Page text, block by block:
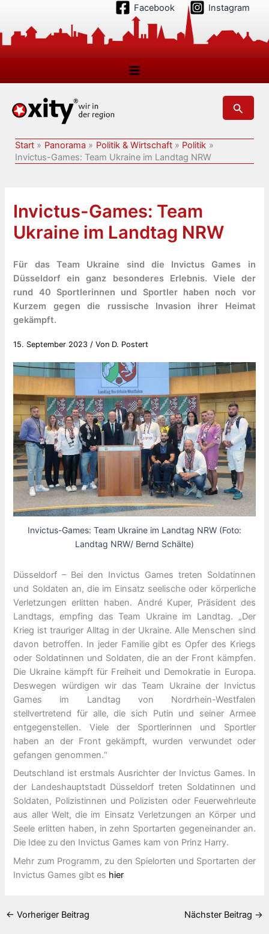
springen
Facebook Instagram
Suchen
Start Panorama Politik & Wirtschaft
Politik
Invictus-Games: Team Ukraine im Landtag NRW
Invictus-Games: Team
Ukraine im Landtag NRW
Für das Team Ukraine sind die Invictus Games in
Düsseldorf ein ganz besonderes Erlebnis. Viele der
rund 40 Sportlerinnen und Sportler haben noch vor
Kurzem gegen die russische Invasion ihrer Heimat
gekämpft.
15. September 2023 / Von D. Postert
Invictus-Games: Team Ukraine im Landtag NRW (Foto:
Landtag NRW/ Bernd Schälte)
Düsseldorf – Bei den Invictus Games treten Soldatinnen
und Soldaten an, die im Einsatz seelische oder körperliche
Verletzungen erlitten haben. André Kuper, Präsident des
Landtags, empfing das Team Ukraine im Landtag. „Der
Krieg ist trauriger Alltag in der Ukraine. Alle Menschen sind
davon betroffen. In jeder Familie gibt es Opfer des Kriegs
oder Soldatinnen und Soldaten, die an der Front kämpfen.
Die Ukraine kämpft für Freiheit und Demokratie in Europa.
Deswegen würdigen wir das Team Ukraine der Invictus
Games im Landtag von Nordrhein-Westfalen
stellvertretend für alle, die sich Putin und seiner Armee
entgegenstellen. Viele der Sportlerinnen und Sportler
haben an der Front gekämpft, wurden verwundet oder
gefangen genommen.“
Deutschland ist erstmals Ausrichter der Invictus Games. In
der Landeshauptstadt Düsseldorf treten Soldatinnen und
Soldaten, Polizistinnen und Polizisten oder Feuerwehrleute
aus aller Welt, die im Einsatz Verletzungen an Körper und
Seele erlitten haben, in zehn Sportarten gegeneinander an.
Die Idee zu den Invictus Games kam von Prinz Harry.
Mehr zum Programm, zu den Spielorten und Sportarten der
Invictus Games gibt es hier
← Vorheriger Beitrag Nächster Beitrag →